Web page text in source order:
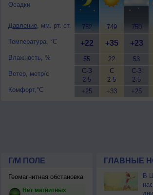
Осадки
Давление, мм. рт. ст.
Температура, °C
Влажность, %
Ветер, метр/с
Комфорт,°C
752
+22
55
С-З
2-5
+25
749
+35
22
С
2-5
+33
750
+23
53
С-З
2-5
+25
Г/М ПОЛЕ
Геомагнитная обстановка
Нет магнитных
ГЛАВНЫЕ
В